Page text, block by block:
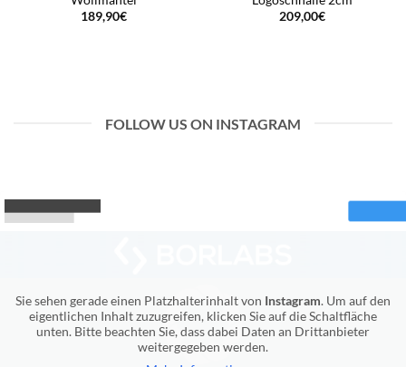
189,90€
209,00€
FOLLOW US ON INSTAGRAM
Sie sehen gerade einen Platzhalterinhalt von Instagram. Um auf den
eigentlichen Inhalt zuzugreifen, klicken Sie auf die Schaltfläche
unten. Bitte beachten Sie, dass dabei Daten an Drittanbieter
weitergegeben werden.